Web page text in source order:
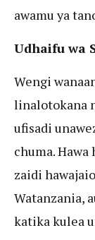
awamu ya
Udhaifu wa
Wengi
linalotokana
ufisadi
chuma.
zaidi
Watanzania,
katika kulea